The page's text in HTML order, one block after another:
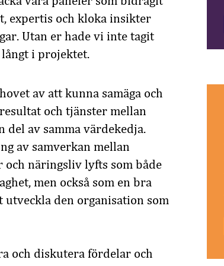
expertis och kloka insikter
Utan er hade vi inte tagit
i projektet.
av att kunna samäga och
och tjänster mellan
del av samma värdekedja.
av samverkan mellan
och näringsliv lyfts som både
men också som en bra
den organisation som
och diskutera fördelar och